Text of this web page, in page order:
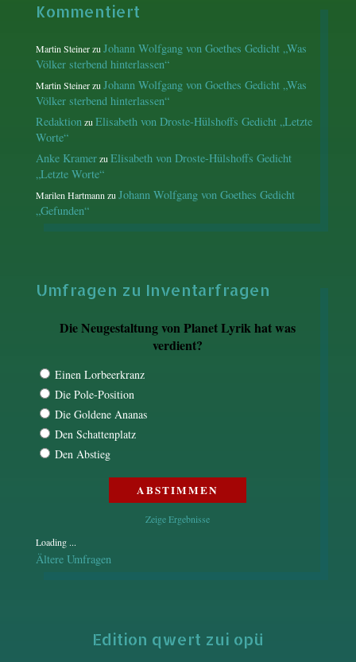
Kommentiert
Martin Steinerzu Johann Wolfgang von Goethes Gedicht „Was
Völker sterbend hinterlassen“
Martin Steinerzu Johann Wolfgang von Goethes Gedicht „Was
Völker sterbend hinterlassen“
Redaktion zu Elisabeth von Droste-Hülshoffs Gedicht „Letzte
Worte“
Anke Kramerzu Elisabeth von Droste-Hülshoffs Gedicht
„Letzte Worte“
Marilen Hartmann zu Johann Wolfgang von Goethes Gedicht
„Gefunden“
Umfragen zu Inventarfragen
Die Neugestaltung von Planet Lyrik hat was
verdient?
Einen Lorbeerkranz
Die Pole-Position
Die Goldene Ananas
Den Schattenplatz
Den Abstieg
Zeige Ergebnisse
Loading ...
Ältere Umfragen
Edition qwert zui opü